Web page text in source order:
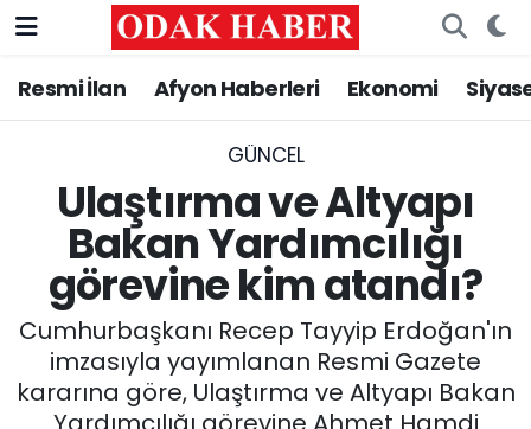
Resmi İlan Afyon Haberleri Ekonomi
GÜNCEL
Ulaştırma ve Altyapı
Bakan Yardımcılığı
görevine kim atandı?
Cumhurbaşkanı Recep Tayyip Erdoğan'ın
imzasıyla yayımlanan Resmi Gazete
kararına göre, Ulaştırma ve Altyapı Bakan
AFYONKARAHİSAR HABERLERİ
ASAYİŞ
GÜNCEL
SİYASET
EĞİTİM
Nöbetçi Eczaneler
Trafik Durumu
Süper Lig Puan Durumu ve Fikstür
Tüm Manşetler
Son Dakika Haberleri